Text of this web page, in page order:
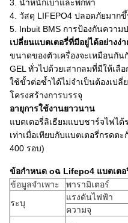
3. น้ำหนักเบาและพกพา
4. วัสดุ LIFEPO4 ปลอดภัยมาก
5. Inbuit BMS การป้องกันความ
เปลี่ยนแบตเตอรี่ที่มีอยู่ได้อย่างง่
ขนาดของตัวเครื่องจะเหมือนกัน
GEL ทั่วไปด้วยเสากลมที่มีให้เลื
ใช้ขั้วต่อซ้ำได้ไม่จำเป็นต้องเปลี่
โครงสร้างการบรรจุ
อายุการใช้งานยาวนาน
แบตเตอรี่ลิเธียมแบบชาร์จไฟได้
เท่าเมื่อเทียบกับแบตเตอรี่กรดต
400 รอบ)
ข้อกำหนด oฉ Lifepo4 แบตเตอ
ข้อมูลจำเพาะ
พารามิเตอร์
ระบุ
แรงดันไฟฟ้า
ความจุ